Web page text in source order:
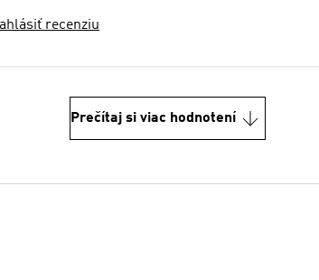
recenziu
Prečítaj si viac hodnotení